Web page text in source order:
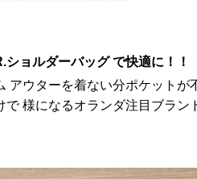
ョルダーバッグ で快適に！！
アウターを着ない分ポケットが
で 様になるオランダ注目ブラン